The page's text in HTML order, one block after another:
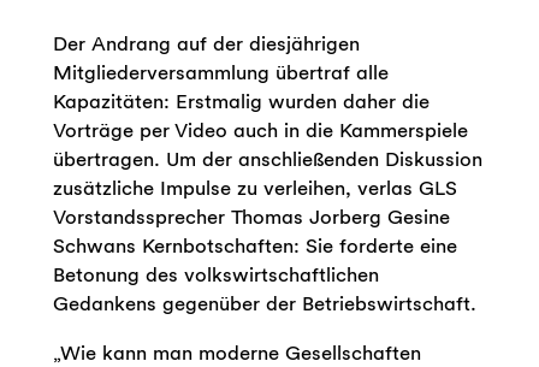
Der Andrang auf der diesjährigen
Mitgliederversammlung übertraf alle
Kapazitäten: Erstmalig wurden daher die
Vorträge per Video auch in die Kammerspiele
übertragen. Um der anschließenden Diskussion
zusätzliche Impulse zu verleihen, verlas GLS
Vorstandssprecher Thomas Jorberg Gesine
Schwans Kernbotschaften: Sie forderte eine
Betonung des volkswirtschaftlichen
Gedankens gegenüber der Betriebswirtschaft.
„Wie kann man moderne Gesellschaften